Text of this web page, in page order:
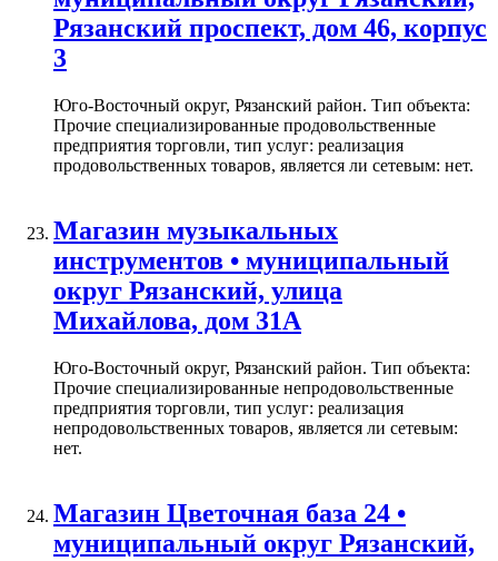
Рязанский проспект, дом 46, корпус
3
Юго-Восточный округ, Рязанский район. Тип объекта:
Прочие специализированные продовольственные
предприятия торговли, тип услуг: реализация
продовольственных товаров, является ли сетевым: нет.
Магазин музыкальных
инструментов • муниципальный
округ Рязанский, улица
Михайлова, дом 31А
Юго-Восточный округ, Рязанский район. Тип объекта:
Прочие специализированные непродовольственные
предприятия торговли, тип услуг: реализация
непродовольственных товаров, является ли сетевым:
нет.
Магазин Цветочная база 24 •
муниципальный округ Рязанский,